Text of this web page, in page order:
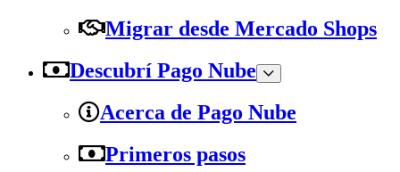
Migrar desde Mercado Shops
Descubrí Pago Nube
Acerca de Pago Nube
Primeros pasos